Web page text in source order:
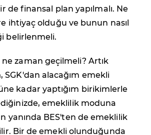
de finansal plan yapılmalı. Ne
ihtiyaç olduğu ve bunun nasıl
belirlenmeli.
zaman geçilmeli? Artık
SGK'dan alacağım emekli
kadar yaptığım birikimlerle
emeklilik moduna
yanında BES'ten de emeklilik
Bir de emekli olunduğunda